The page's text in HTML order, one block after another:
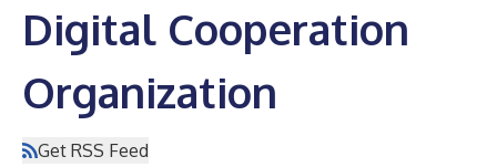
Digital Cooperation
Organization
Get RSS Feed